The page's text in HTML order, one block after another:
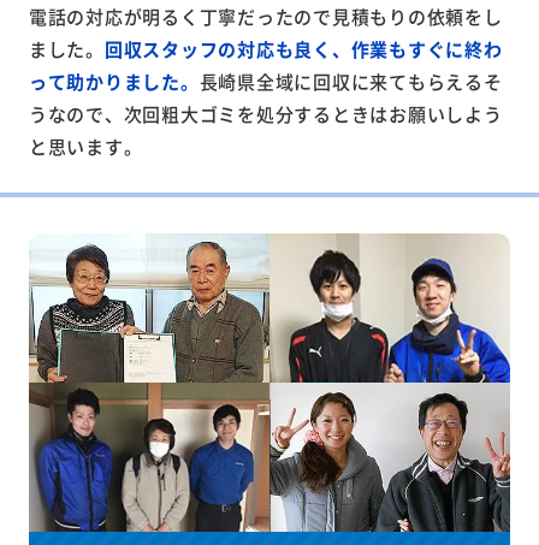
電話の対応が明るく丁寧だったので見積もりの依頼をし
ました。 回収スタッフの対応も良く、作業もすぐに終わ
って助かりました。 長崎県全域に回収に来てもらえるそ
うなので、次回粗大ゴミを処分するときはお願いしよう
と思います。